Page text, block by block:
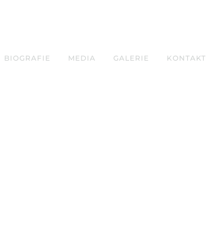
BIOGRAFIE MEDIA GALERIE KONTAKT